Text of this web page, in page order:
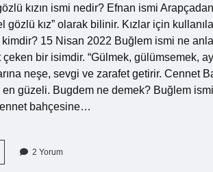
kızın ismi nedir? Efnan ismi
gözlü kız” olarak bilinir. Kızlar için
kimdir? 15 Nisan 2022 Buğlem ismi ne
çeken bir isimdir. “Gülmek, gülümsemek,
neşe, sevgi ve zarafet getirir.
güzeli. Bugdem ne demek? Buğlem
bahçesine…
2 Yorum